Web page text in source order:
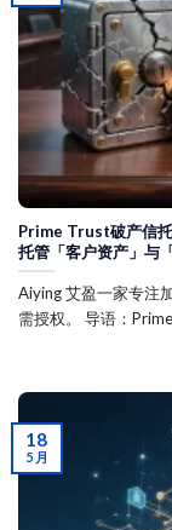
Prime Trust破产信
托管「客户资产」与
Aiying 艾盈一家专注
需授权。 导语：
18
5 月